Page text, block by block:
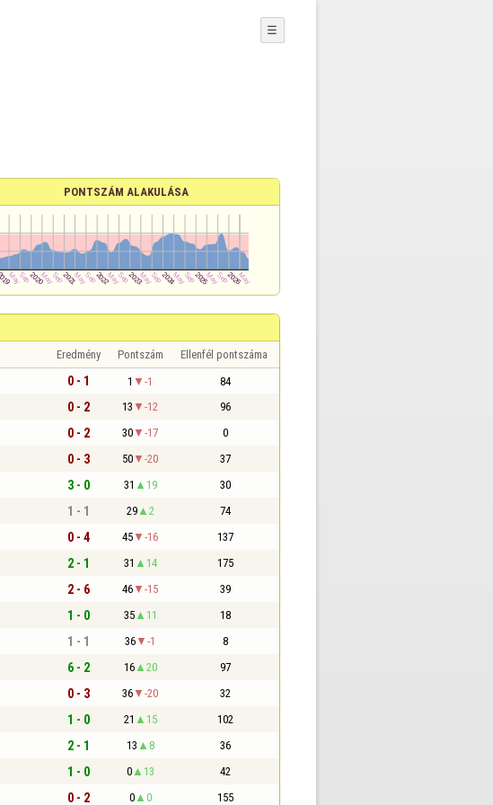
☰
PONTSZÁM ALAKULÁSA
Eredmény Pontszám Ellenfél pontszáma
0 - 1 1 -1 84
0 - 2 13 -12 96
0 - 2 30 -17 0
0 - 3 50 -20 37
3 - 0 31 19 30
1 - 1 29 2 74
0 - 4 45 -16 137
2 - 1 31 14 175
2 - 6 46 -15 39
1 - 0 35 11 18
1 - 1 36 -1 8
6 - 2 16 20 97
0 - 3 36 -20 32
1 - 0 21 15 102
2 - 1 13 8 36
1 - 0 0 13 42
0 - 2 0 0 155